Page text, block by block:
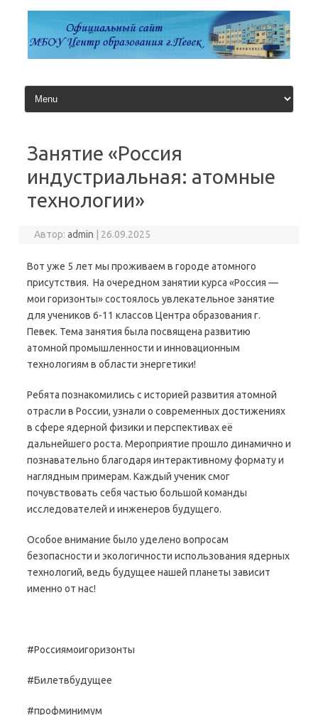
содержимому
Занятие «Россия
индустриальная: атомные
технологии»
Автор:admin 26.09.2025
Вот уже 5 лет мы проживаем в городе атомного
присутствия. На очередном занятии курса «Россия —
мои горизонты» состоялось увлекательное занятие
для учеников 6-11 классов Центра образования г.
Певек. Тема занятия была посвящена развитию
атомной промышленности и инновационным
технологиям в области энергетики!
Ребята познакомились с историей развития атомной
отрасли в России, узнали о современных достижениях
в сфере ядерной физики и перспективах её
дальнейшего роста. Мероприятие прошло динамично и
познавательно благодаря интерактивному формату и
наглядным примерам. Каждый ученик смог
почувствовать себя частью большой команды
исследователей и инженеров будущего.
Особое внимание было уделено вопросам
безопасности и экологичности использования ядерных
технологий, ведь будущее нашей планеты зависит
именно от нас!
#Россиямоигоризонты
#Билетвбудущее
#профминимум